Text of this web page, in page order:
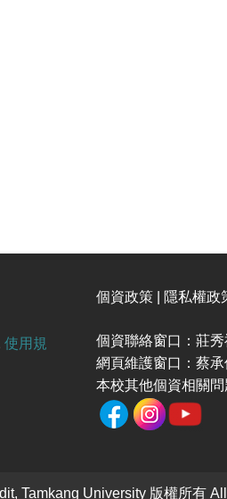
使用規
個資政策 | 隱私權政
個資聯絡窗口：莊
網頁維護窗口：蔡
本校其他個資相關
Tamkang University 版權所